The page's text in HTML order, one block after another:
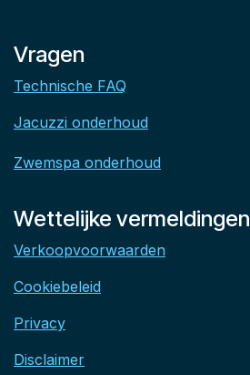
Vragen
Technische FAQ
Jacuzzi onderhoud
Zwemspa onderhoud
Wettelijke vermeldingen
Verkoopvoorwaarden
Cookiebeleid
Privacy
Disclaimer